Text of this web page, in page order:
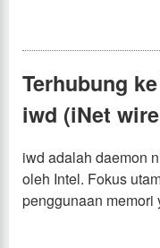
Terhubung
iwd (iNet
iwd adalah daemon
oleh Intel. Fokus
penggunaan memori